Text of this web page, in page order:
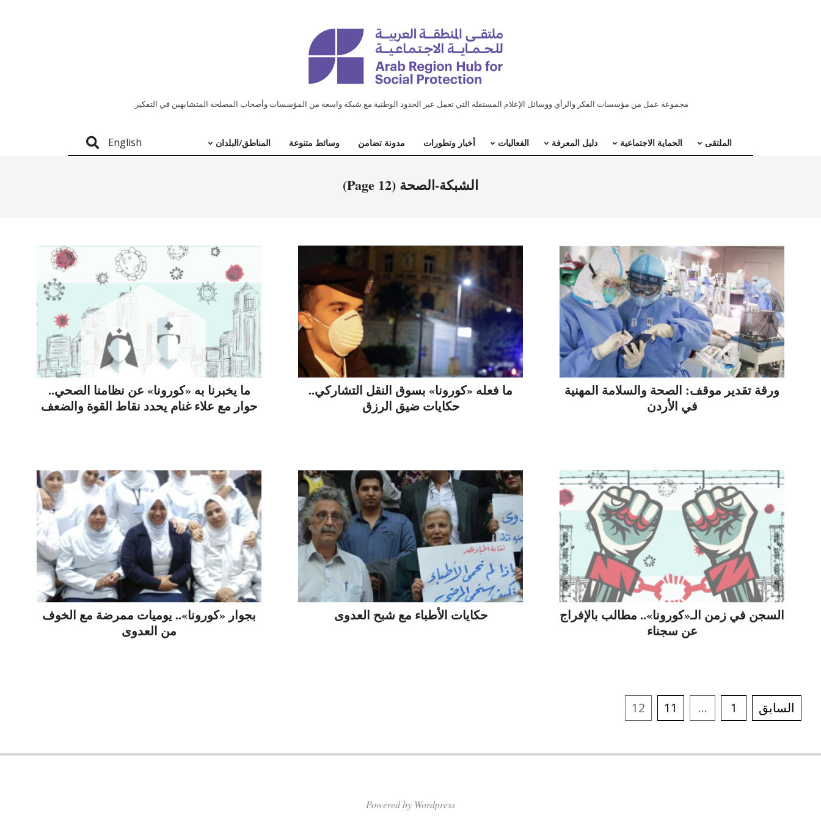
المنطقة
مجموعة عمل من مؤسسات الفكر والرأي ووسائل الإعلام المستقلة التي تعمل عبر الحدود الوطنية مع شبكة واسعة من المؤسسات وأصحاب المصلحة المتشابهين في التفكير.
الملتقى الحماية الاجتماعية دليل المعرفة الفعاليات أخبار وتطورات مدونة تضامن وسائط متنوعة المناطق/البلدان English
الشبكة-الصحة (Page 12)
ما يخبرنا به «كورونا» عن نظامنا الصحي..
حوار مع علاء غنام يحدد نقاط القوة والضعف
ما فعله «كورونا» بسوق النقل التشاركي..
حكايات ضيق الرزق
ورقة تقدير موقف: الصحة والسلامة المهنية
في الأردن
بجوار «كورونا».. يوميات ممرضة مع الخوف
من العدوى
حكايات الأطباء مع شبح العدوى
السجن في زمن الـ«كورونا».. مطالب بالإفراج
عن سجناء
السابق 1
…
11
12
Powered by Wordpress